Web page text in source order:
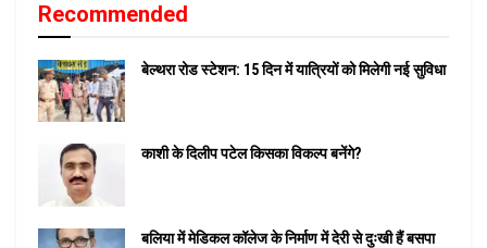
Recommended
बेल्थरा रोड स्टेशन: 15 दिन में यात्रियों को मिलेगी नई सुविधा
काशी के दिलीप पटेल किसका विकल्प बनेंगे?
बलिया में मेडिकल कॉलेज के निर्माण में देरी से दुःखी हैं बसपा